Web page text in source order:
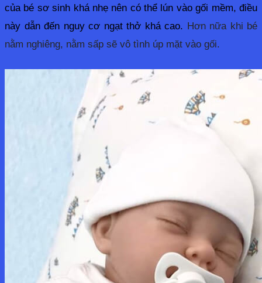
của bé sơ sinh khá nhẹ nên có thể lún vào gối mềm, điều
này dẫn đến nguy cơ ngạt thở khá cao. Hơn nữa khi bé
nằm nghiêng, nằm sấp sẽ vô tình úp mặt vào gối.